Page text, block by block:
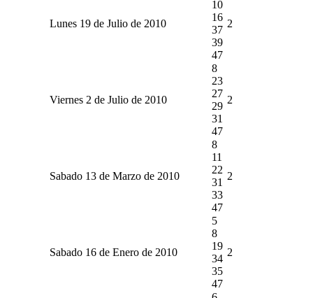
Lunes 19 de Julio de 2010
10
16
37
39
47
2
Viernes 2 de Julio de 2010
8
23
27
29
31
47
2
Sabado 13 de Marzo de 2010
8
11
22
31
33
47
2
Sabado 16 de Enero de 2010
5
8
19
34
35
47
2